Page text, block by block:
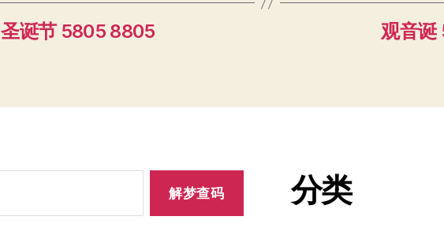
圣诞节 5805 8805 观音诞
分类